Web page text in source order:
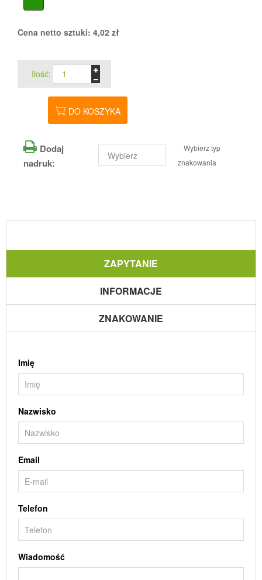
Cena netto sztuki: 4,02 zł
Ilość:
DO KOSZYKA
Dodaj
nadruk:
Wybierz typ
znakowania
ZAPYTANIE
INFORMACJE
ZNAKOWANIE
Imię
Nazwisko
Email
Telefon
Wiadomość